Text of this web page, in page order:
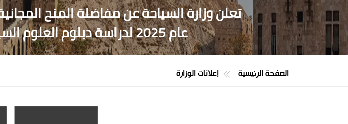
تعلن وزارة السياحة عن مفاضلة المنح
عام 2025 لدراسة دبلوم العلوم السياحية والفندقية (نظام السنتين)
الصفحة الرئيسية إعلانات الوزارة